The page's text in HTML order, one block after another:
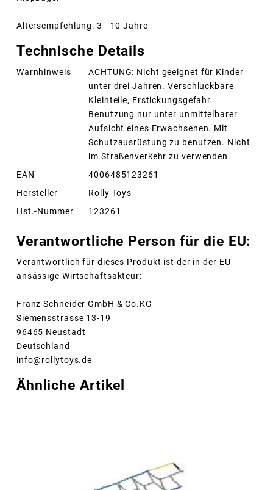
Altersempfehlung: 3 - 10 Jahre
Technische Details
Warnhinweis
ACHTUNG: Nicht geeignet für Kinder
unter drei Jahren. Verschluckbare
Kleinteile, Erstickungsgefahr.
Benutzung nur unter unmittelbarer
Aufsicht eines Erwachsenen. Mit
Schutzausrüstung zu benutzen. Nicht
im Straßenverkehr zu verwenden.
EAN
4006485123261
Hersteller
Rolly Toys
Hst.-Nummer
123261
Verantwortliche Person für die EU:
Verantwortlich für dieses Produkt ist der in der EU
ansässige Wirtschaftsakteur:
Franz Schneider GmbH & Co.KG
Siemensstrasse 13-19
96465 Neustadt
Deutschland
info@rollytoys.de
Ähnliche Artikel